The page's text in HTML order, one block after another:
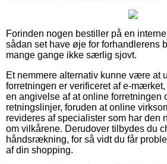
Forinden nogen bestiller på en
sådan set have øje for forhandlerens
mange gange ikke særlig sjovt.
Et nemmere alternativ kunne være at
forretningen er verificeret af e-
en angivelse af at online forretningen
retningslinjer, foruden at online
revideres af specialister som har den
om vilkårene. Derudover tilbydes du
håndsrækning, for så vidt du får
af din shopping.